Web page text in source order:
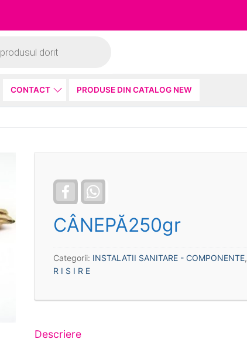
CONTACT PRODUSE DIN CATALOG NEW
Facebook
CÂNEPĂ250gr
Categorii: INSTALATII SANITARE - COMPONENTE,
R I S I R E
Descriere